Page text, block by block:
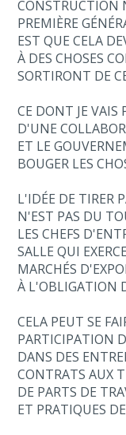
CONSTRUCTION
PREMIÈRE
EST QUE CELA
À DES CHOSES
SORTIRONT DE
CE DONT JE VAIS
D'UNE
ET LE
BOUGER LES
L'IDÉE DE TIRER
N'EST PAS DU
LES CHEFS
SALLE QUI
MARCHÉS
À L'OBLIGATION
CELA PEUT SE
PARTICIPATION
DANS DES
CONTRATS AUX
DE PARTS DE
ET PRATIQUES